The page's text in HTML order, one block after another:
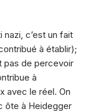
nazi, c’est un fait
à établir);
pas de percevoir
à
avec le réel. On
ôte à Heidegger